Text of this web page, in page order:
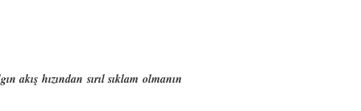
akış hızından sırıl sıklam olmanın